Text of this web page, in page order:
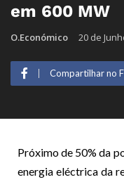
em 600 MW
O.Económico 20 de
Compartilhar no
Próximo de 50% da
energia eléctrica da